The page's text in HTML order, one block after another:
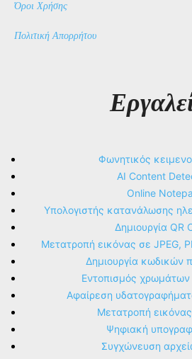
Όροι Χρήσης
Πολιτική Απορρήτου
Φωνητικός
AI Content
Online
Υπολογιστής κατανάλωσης
Δημιουργία QR
Μετατροπή εικόνας σε JPEG,
Δημιουργία κωδικών
Εντοπισμός χρωμάτων
Αφαίρεση
Μετατροπή
Ψηφιακή
Συγχώνευση